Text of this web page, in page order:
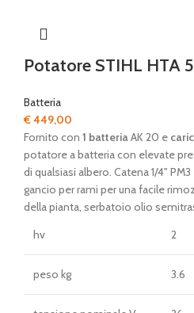
Potatore STIHL HTA
Batteria
€449,00
Fornito con 1 batteriaAK 20 e
potatore a batteria con elevate
di qualsiasi albero. Catena 1/4"
gancio per rami per una facile
della pianta, serbatoio olio
hv
2
peso kg 3.6